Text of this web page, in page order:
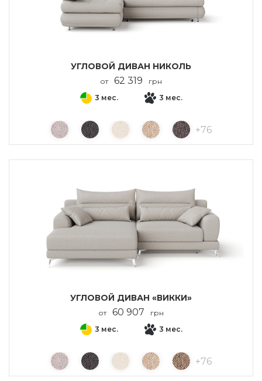
УГЛОВОЙ ДИВАН НИКОЛЬ
от 62 319 грн
+76
3 мес. 3 мес.
УГЛОВОЙ ДИВАН «ВИККИ»
от 60 907 грн
+76
3 мес. 3 мес.